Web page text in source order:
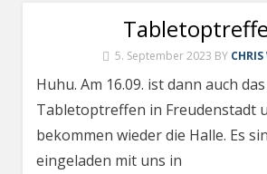
5. September 2023 BY
Huhu. Am 16.09. ist dann auch
Tabletoptreffen in Freudenstadt
bekommen wieder die Halle. Es
eingeladen mit uns in